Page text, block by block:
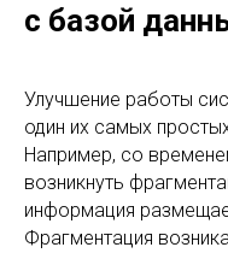
с базой
Улучшение работы
один их самых
Например, со
возникнуть
информация
Фрагментация